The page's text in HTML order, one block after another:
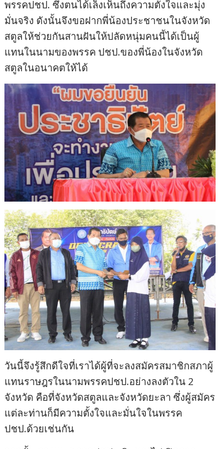
พรรคปชป. ซึ่งตนได้เล็งเห็นถึงความตั้งใจและมุ่ง
มั่นจริง ดังนั้นจึงขอฝากพี่น้องประชาชนในจังหวัด
สตูลให้ช่วยกันสานฝันให้ปลัดหนุ่มคนนี้ได้เป็นผู้
แทนในนามของพรรค ปชป.ของพี่น้องในจังหวัด
สตูลในอนาคตให้ได้
วันนี้จึงรู้สึกดีใจที่เราได้ผู้ที่จะลงสมัครสมาชิกสภาผู้
แทนราษฎรในนามพรรคปชป.อย่างลงตัวใน 2
จังหวัด คือที่จังหวัดสตูลและจังหวัดยะลา ซึ่งผู้สมัคร
แต่ละท่านก็มีความตั้งใจและมั่นใจในพรรค
ปชป.ด้วยเช่นกัน